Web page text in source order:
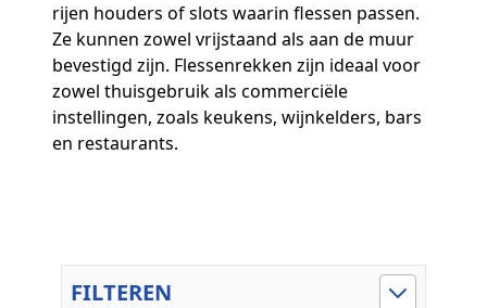
rijen houders of slots waarin flessen passen.
Ze kunnen zowel vrijstaand als aan de muur
bevestigd zijn. Flessenrekken zijn ideaal voor
zowel thuisgebruik als commerciële
instellingen, zoals keukens, wijnkelders, bars
en restaurants.
FILTEREN